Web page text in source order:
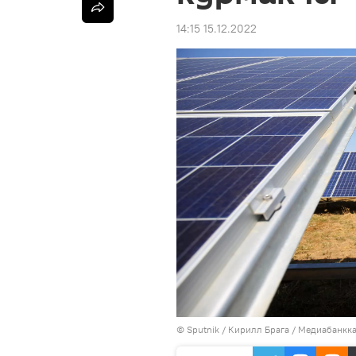
14:15 15.12.2022
© Sputnik / Кирилл Брага /